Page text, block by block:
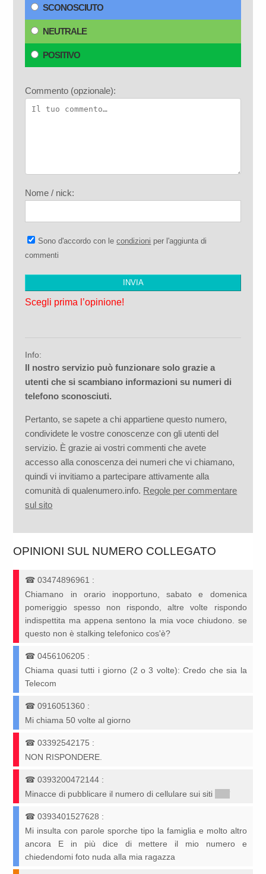
SCONOSCIUTO
NEUTRALE
POSITIVO
Commento (opzionale):
Nome / nick:
Sono d'accordo con lecondizioni per l'aggiunta di
commenti
Scegli prima l’opinione!
Info:
Il nostro servizio può funzionare solo grazie a
utenti che si scambiano informazioni su numeri di
telefono sconosciuti.
Pertanto, se sapete a chi appartiene questo numero,
condividete le vostre conoscenze con gli utenti del
servizio. È grazie ai vostri commenti che avete
accesso alla conoscenza dei numeri che vi chiamano,
quindi vi invitiamo a partecipare attivamente alla
comunità di qualenumero.info. Regole per commentare
sul sito
OPINIONI SUL NUMERO COLLEGATO
☎03474896961 :
Chiamano in orario inopportuno, sabato e domenica
pomeriggio spesso non rispondo, altre volte rispondo
indispettita ma appena sentono la mia voce chiudono. se
questo non è stalking telefonico cos'è?
☎0456106205 :
Chiama quasi tutti i giorno (2 o 3 volte): Credo che sia la
Telecom
☎0916051360 :
Mi chiama 50 volte al giorno
☎03392542175 :
NON RISPONDERE.
☎0393200472144 :
Minacce di pubblicare il numero di cellulare sui siti
*****
☎0393401527628 :
Mi insulta con parole sporche tipo la famiglia e molto altro
ancora E in più dice di mettere il mio numero e
chiedendomi foto nuda alla mia ragazza